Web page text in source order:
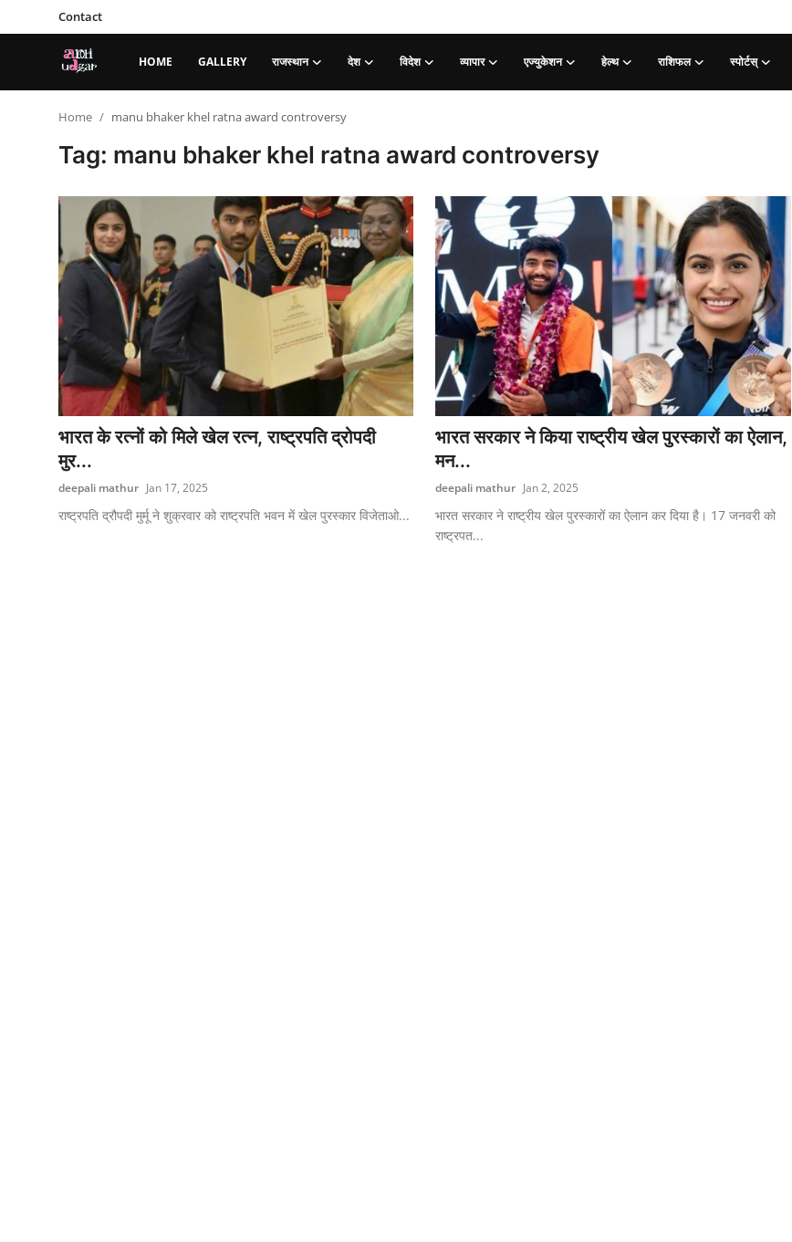
Contact
HOME GALLERY राजस्थान देश विदेश व्यापार एज्युकेशन हेल्थ राशिफल स्पोर्टस्
Contact
राजस्थान
एज्युकेशन
Home manu bhaker khel ratna award controversy
Tag: manu bhaker khel ratna award controversy
भारत के रत्नों को मिले खेल रत्न, राष्ट्रपति द्रोपदी
मुर...
deepali mathur Jan 17, 2025
राष्ट्रपति द्रौपदी मुर्मू ने शुक्रवार को राष्ट्रपति भवन में खेल पुरस्कार विजेताओ...
भारत सरकार ने किया राष्ट्रीय खेल पुरस्कारों का ऐलान,
मन...
deepali mathur Jan 2, 2025
भारत सरकार ने राष्ट्रीय खेल पुरस्कारों का ऐलान कर दिया है। 17 जनवरी को
राष्ट्रपत...